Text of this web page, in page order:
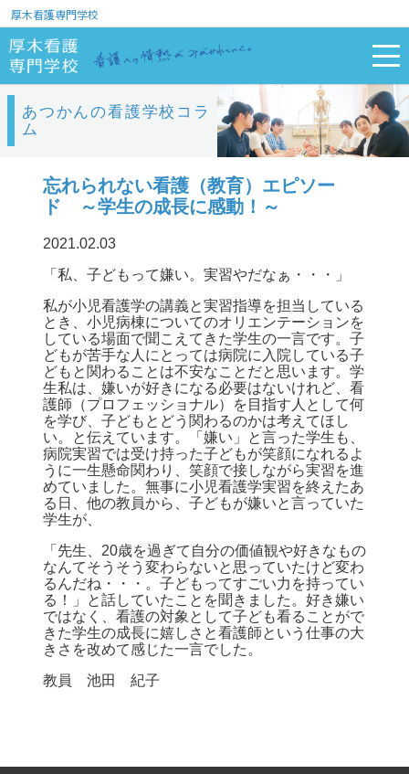
厚木看護専門学校
あつかんの看護学校コラ
ム
忘れられない看護（教育）エピソー
ド ～学生の成長に感動！～
2021.02.03
「私、子どもって嫌い。実習やだなぁ・・・」
私が小児看護学の講義と実習指導を担当している
とき、小児病棟についてのオリエンテーションを
している場面で聞こえてきた学生の一言です。子
どもが苦手な人にとっては病院に入院している子
どもと関わることは不安なことだと思います。学
生私は、嫌いが好きになる必要はないけれど、看
護師（プロフェッショナル）を目指す人として何
を学び、子どもとどう関わるのかは考えてほし
い。と伝えています。「嫌い」と言った学生も、
病院実習では受け持った子どもが笑顔になれるよ
うに一生懸命関わり、笑顔で接しながら実習を進
めていました。無事に小児看護学実習を終えたあ
る日、他の教員から、子どもが嫌いと言っていた
学生が、
「先生、20歳を過ぎて自分の価値観や好きなもの
なんてそうそう変わらないと思っていたけど変わ
るんだね・・・。子どもってすごい力を持ってい
る！」と話していたことを聞きました。好き嫌い
ではなく、看護の対象として子ども看ることがで
きた学生の成長に嬉しさと看護師という仕事の大
きさを改めて感じた一言でした。
教員 池田 紀子